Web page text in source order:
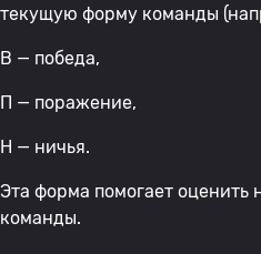
текущую форму команды
В — победа,
П — поражение,
Н — ничья.
Эта форма помогает
команды.